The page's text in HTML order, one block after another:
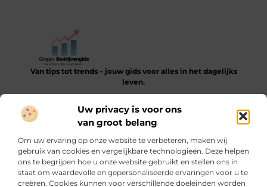
Uw privacy is voor ons
van groot belang
Om uw ervaring op onze website te verbeteren, maken wij
gebruik van cookies en vergelijkbare technologieën. Deze helpen
ons te begrijpen hoe u onze website gebruikt en stellen ons in
staat om waardevolle en gepersonaliseerde ervaringen voor u te
creëren. Cookies kunnen voor verschillende doeleinden worden
Van tips tot trends – jouw gids voor alles in het dagelijks
leven.
helpen bij het ontdekken, leren en verbeteren van je dagelijkse
routine.
Bericht categorie